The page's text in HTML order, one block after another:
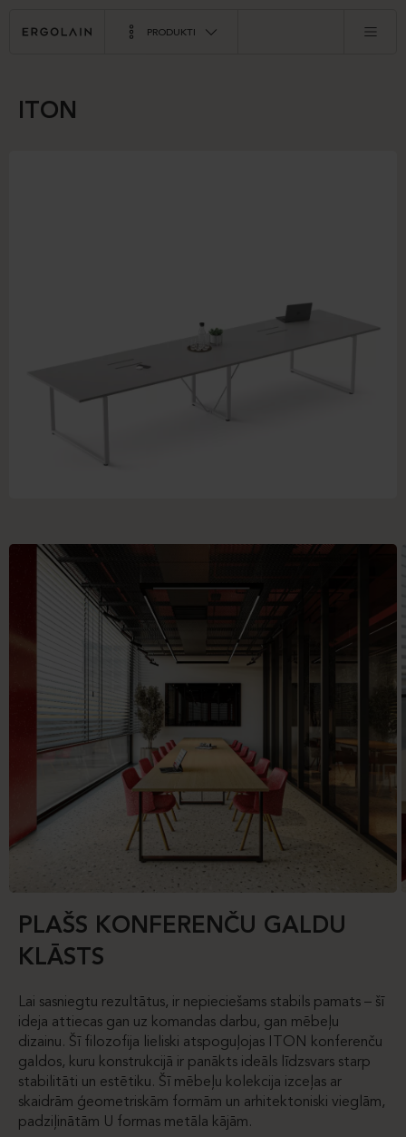
PRODUKTI
ITON
PLAŠS KONFERENČU GALDU
KLĀSTS
Lai sasniegtu rezultātus, ir nepieciešams stabils pamats – šī
ideja attiecas gan uz komandas darbu, gan mēbeļu
dizainu. Šī filozofija lieliski atspoguļojas ITON konferenču
galdos, kuru konstrukcijā ir panākts ideāls līdzsvars starp
stabilitāti un estētiku. Šī mēbeļu kolekcija izceļas ar
skaidrām ģeometriskām formām un arhitektoniski vieglām,
padziļinātām U formas metāla kājām.